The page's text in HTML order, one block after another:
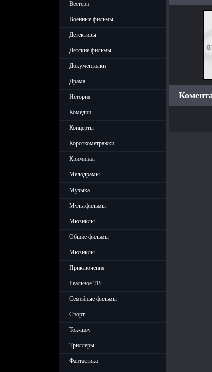
Вестерн
Военные фильмы
Детективы
Детские фильмы
Документалки
Драма
История
Комедии
Концерты
Короткометражки
Криминал
Мелодрамы
Музыка
Мультфильмы
Мюзиклы
Общие фильмы
Мюзиклы
Приключения
Реальное ТВ
Семейные фильмы
Спорт
Ток-шоу
Триллеры
Фантастика